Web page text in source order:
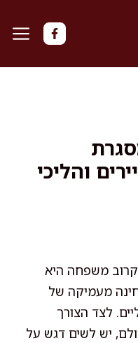
והליכי
קרוב משפחה היא
מעמיקה של
לצד הצורך
יש לשים דגש על